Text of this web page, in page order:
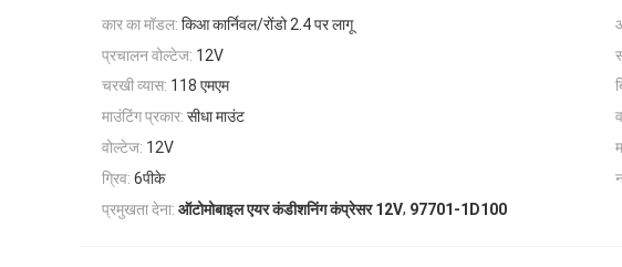
कार का मॉडल: किआ कार्निवल/रोंडो 2.4 पर लागू
प्रचालन वोल्टेज: 12V
चरखी व्यास: 118 एमएम
माउंटिंग प्रकार: सीधा माउंट
वोल्टेज: 12V
ग्रिव: 6पीके
प्रमुखता देना: ऑटोमोबाइल एयर कंडीशनिंग कंप्रेसर 12V, 97701-1D100